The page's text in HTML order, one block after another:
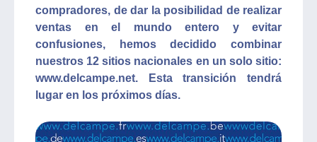
compradores, de dar la posibilidad de realizar
ventas en el mundo entero y evitar
confusiones, hemos decidido combinar
nuestros 12 sitios nacionales en un solo sitio:
www.delcampe.net. Esta transición tendrá
lugar en los próximos días.